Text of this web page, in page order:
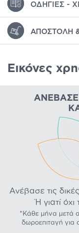
ΟΔΗΓΊΕΣ -
ΑΠΟΣΤΟΛΉ
Εικόνες
ΑΝΈΒΑΣΕ
Ανέβασε τις
Ή γιατί
*Κάθε μήνα μετά
δωροεπιταγή για